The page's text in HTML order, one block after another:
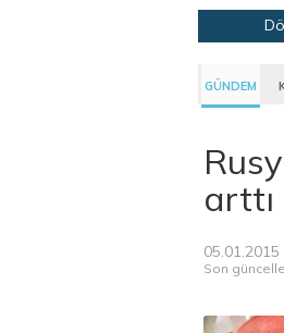
GÜNDEM
arttı
05.01.2015
Son